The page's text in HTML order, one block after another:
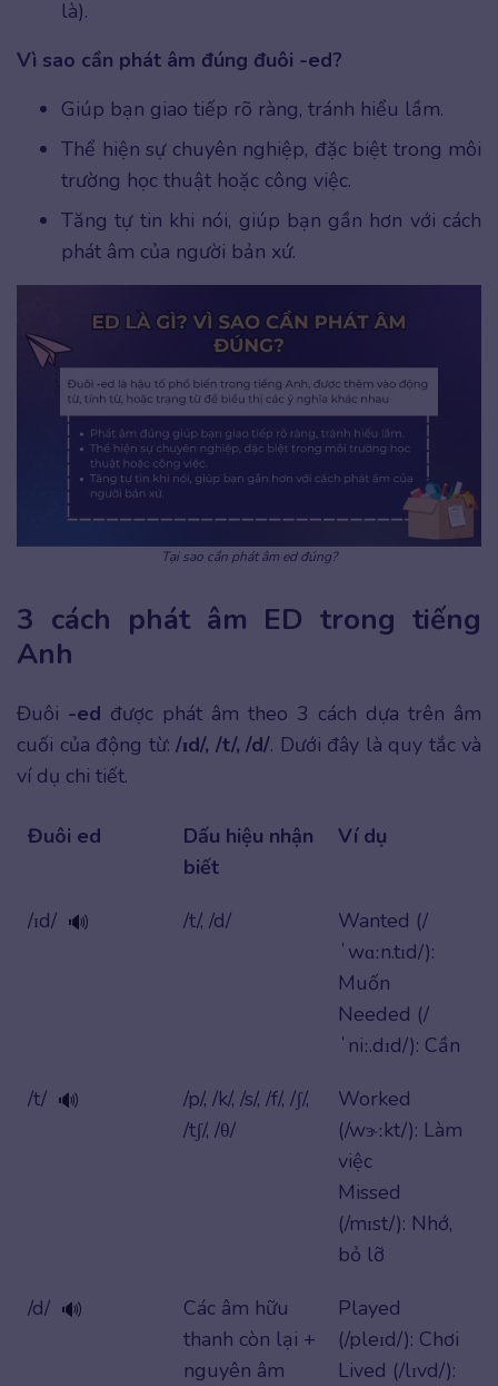
là).
Vì sao cần phát âm đúng đuôi -ed?
Giúp bạn giao tiếp rõ ràng, tránh hiểu lầm.
Thể hiện sự chuyên nghiệp, đặc biệt trong môi
trường học thuật hoặc công việc.
Tăng tự tin khi nói, giúp bạn gần hơn với cách
phát âm của người bản xứ.
Tại sao cần phát âm ed đúng?
3 cách phát âm ED trong tiếng
Anh
Đuôi -ed được phát âm theo 3 cách dựa trên âm
cuối của động từ: /ɪd/, /t/, /d/. Dưới đây là quy tắc và
ví dụ chi tiết.
Đuôi ed
Dấu hiệu nhận
biết
Ví dụ
/ɪd/ 🔊 /t/, /d/
Wanted (/
ˈwɑːn.tɪd/):
Muốn
Needed (/
ˈniː.dɪd/): Cần
/t/ 🔊
/p/, /k/, /s/, /f/, /ʃ/,
/tʃ/, /θ/
Worked
(/wɝːkt/): Làm
việc
Missed
(/mɪst/): Nhớ,
bỏ lỡ
/d/ 🔊
Các âm hữu
thanh còn lại +
nguyên âm
Played
(/pleɪd/): Chơi
Lived (/lɪvd/):